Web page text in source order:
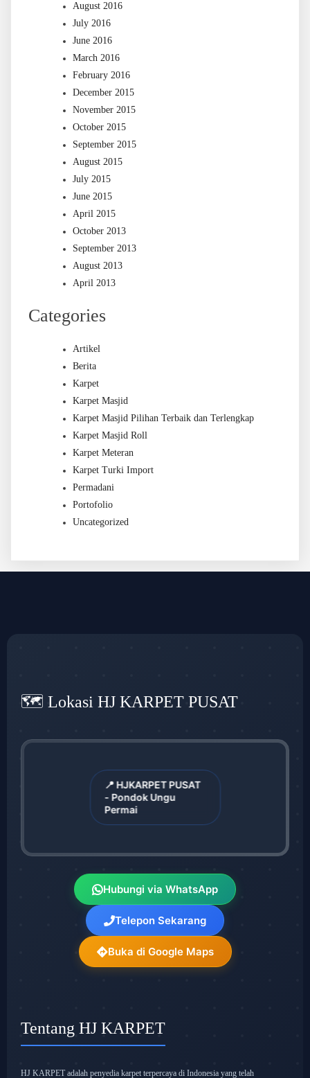
August 2016
July 2016
June 2016
March 2016
February 2016
December 2015
November 2015
October 2015
September 2015
August 2015
July 2015
June 2015
April 2015
October 2013
September 2013
August 2013
April 2013
Categories
Artikel
Berita
Karpet
Karpet Masjid
Karpet Masjid Pilihan Terbaik dan Terlengkap
Karpet Masjid Roll
Karpet Meteran
Karpet Turki Import
Permadani
Portofolio
Uncategorized
🗺️ Lokasi HJ KARPET PUSAT
📍 HJKARPET PUSAT
- Pondok Ungu
Permai
Hubungi via WhatsApp
Telepon Sekarang
Buka di Google Maps
Tentang HJ KARPET
HJ KARPET adalah penyedia karpet terpercaya di Indonesia yang telah